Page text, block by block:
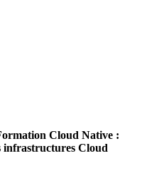
Cloud Native :
infrastructures Cloud